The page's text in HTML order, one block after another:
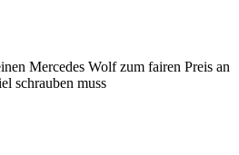
Mercedes Wolf zum fairen Preis an
schrauben muss